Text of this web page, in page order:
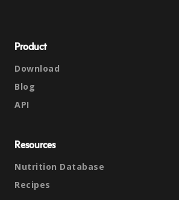
Product
Download
Blog
API
Resources
Nutrition Database
Recipes